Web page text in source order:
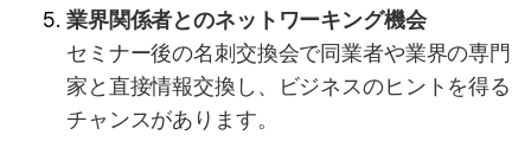
業界関係者とのネットワーキング機会
セミナー後の名刺交換会で同業者や業界の専門
家と直接情報交換し、ビジネスのヒントを得る
チャンスがあります。